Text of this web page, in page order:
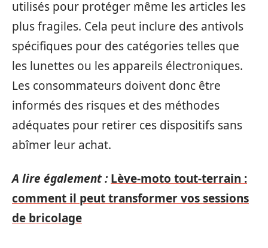
utilisés pour protéger même les articles les
plus fragiles. Cela peut inclure des antivols
spécifiques pour des catégories telles que
les lunettes ou les appareils électroniques.
Les consommateurs doivent donc être
informés des risques et des méthodes
adéquates pour retirer ces dispositifs sans
abîmer leur achat.
A lire également : Lève-moto tout-terrain :
comment il peut transformer vos sessions
de bricolage